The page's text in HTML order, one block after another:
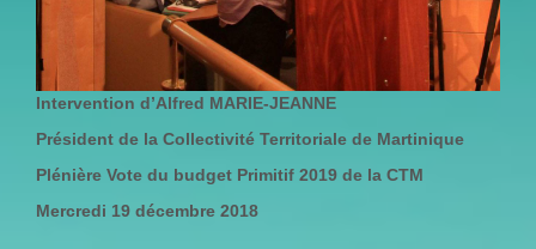
Intervention d’Alfred MARIE-JEANNE
Président de la Collectivité Territoriale de Martinique
Plénière Vote du budget Primitif 2019 de la CTM
Mercredi 19 décembre 2018